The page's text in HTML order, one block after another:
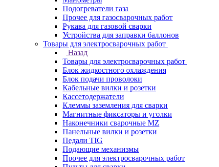
Подогреватели газа
Прочее для газосварочных работ
Рукава для газовой сварки
Устройства для заправки баллонов
Товары для электросварочных работ
Назад
Товары для электросварочных работ
Блок жидкостного охлаждения
Блок подачи проволоки
Кабельные вилки и розетки
Кассетодержатели
Клеммы заземления для сварки
Магнитные фиксаторы и уголки
Наконечники сварочные MZ
Панельные вилки и розетки
Педали TIG
Подающие механизмы
Прочее для электросварочных работ